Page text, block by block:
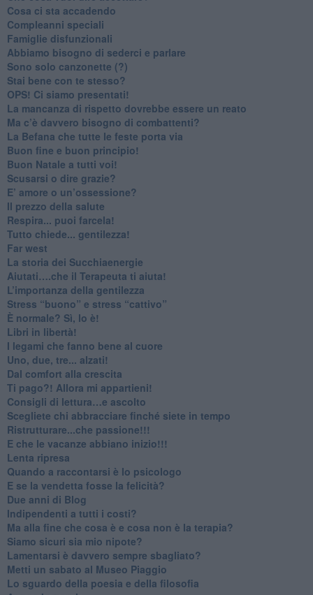
​Cosa ci sta accadendo
​Compleanni speciali
​Famiglie disfunzionali
​Abbiamo bisogno di sederci e parlare
Sono solo canzonette (?)
​Stai bene con te stesso?
​OPS! Ci siamo presentati!
​La mancanza di rispetto dovrebbe essere un reato
​Ma c’è davvero bisogno di combattenti?
​La Befana che tutte le feste porta via
Buon fine e buon principio!
​Buon Natale a tutti voi!
​Scusarsi o dire grazie?
​E’ amore o un’ossessione?
​Il prezzo della salute
​Respira... puoi farcela!
​Tutto chiede... gentilezza!
​Far west
​La storia dei Succhiaenergie
​Aiutati….che il Terapeuta ti aiuta!
​L’importanza della gentilezza
​Stress “buono” e stress “cattivo”
​È normale? Sì, lo è!
​Libri in libertà!
​I legami che fanno bene al cuore
Uno, due, tre... alzati!​
​Dal comfort alla crescita
​Ti pago?! Allora mi appartieni!​
​Consigli di lettura…e ascolto
​Scegliete chi abbracciare finché siete in tempo
​Ristrutturare...che passione!!!
​E che le vacanze abbiano inizio!!!
​Lenta ripresa
​Quando a raccontarsi è lo psicologo
​E se la vendetta fosse la felicità?
​Due anni di Blog
​Indipendenti a tutti i costi?
​Ma alla fine che cosa è e cosa non è la terapia?
​Siamo sicuri sia mio nipote?
​Lamentarsi è davvero sempre sbagliato?
​Metti un sabato al Museo Piaggio
​Lo sguardo della poesia e della filosofia